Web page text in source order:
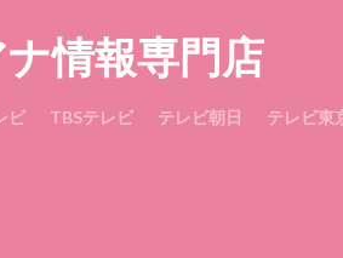
情報専門店
ビ TBSテレビ テレビ朝日 テレビ東